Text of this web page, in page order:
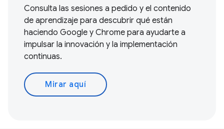
Consulta las sesiones a pedido y el contenido
de aprendizaje para descubrir qué están
haciendo Google y Chrome para ayudarte a
impulsar la innovación y la implementación
continuas.
Mirar aquí